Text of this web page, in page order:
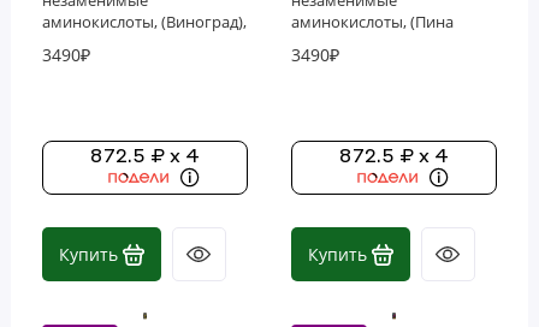
аминокислоты, (Виноград),
3490₽
872.5 ₽ x 4
Купить
аминокислоты, (Пина
3490₽
872.5 ₽ x 4
Купить